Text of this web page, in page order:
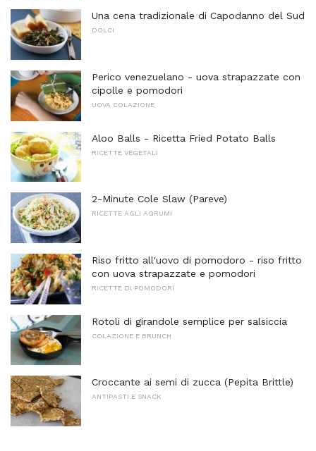
Una cena tradizionale di Capodanno del Sud
DOLCI
Perico venezuelano - uova strapazzate con
cipolle e pomodori
UOVA COLAZIONE
Aloo Balls - Ricetta Fried Potato Balls
RICETTE VEGETALI
2-Minute Cole Slaw (Pareve)
RICETTE AGLI AGRUMI
Riso fritto all'uovo di pomodoro - riso fritto
con uova strapazzate e pomodori
RICETTE DI POMODORI
Rotoli di girandole semplice per salsiccia
COLAZIONE E BRUNCH
Croccante ai semi di zucca (Pepita Brittle)
ANTIPASTI E SNACK